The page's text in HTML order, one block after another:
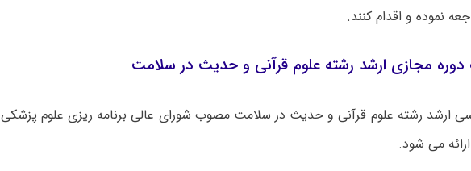
نموده و اقدام کنند.
مجازی ارشد رشته علوم قرآنی و حدیث در سلامت
ارشد رشته علوم قرآنی و حدیث در سلامت مصوب شورای عالی برنامه ریزی علوم پزشکی
می شود.